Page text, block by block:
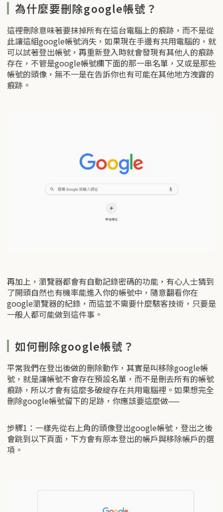
為什麼要刪除google帳號？
這裡刪除意味著要抹掉所有在這台電腦上的痕跡，而不是從
此讓這組google帳號消失，如果現在手邊有共用電腦的，就
可以試著登出帳號，再重新登入時就會發現有其他人的痕跡
存在，不管是google帳號欄下面的那一串名單，又或是那些
帳號的頭像，無不一是在告訴你也有可能在其他地方洩露的
痕跡。
再加上，瀏覽器都會有自動記錄密碼的功能，有心人士猜到
了開頭自然也有機率能進入你的帳號中，隨意翻看你在
google瀏覽器的紀錄，而這並不需要什麼駭客技術，只要是
一般人都可能做到這件事。
如何刪除google帳號？
平常我們在登出後做的刪除動作，其實是叫移除google帳
號，就是讓帳號不會存在預設名單，而不是刪去所有的帳號
痕跡，所以才會有這麼多破綻存在共用電腦裡。如果想完全
刪除google帳號留下的足跡，你應該要這麼做──
步驟1：一樣先從右上角的頭像登出google帳號，登出之後
會跳到以下頁面，下方會有原本登出的帳戶與移除帳戶的選
項。